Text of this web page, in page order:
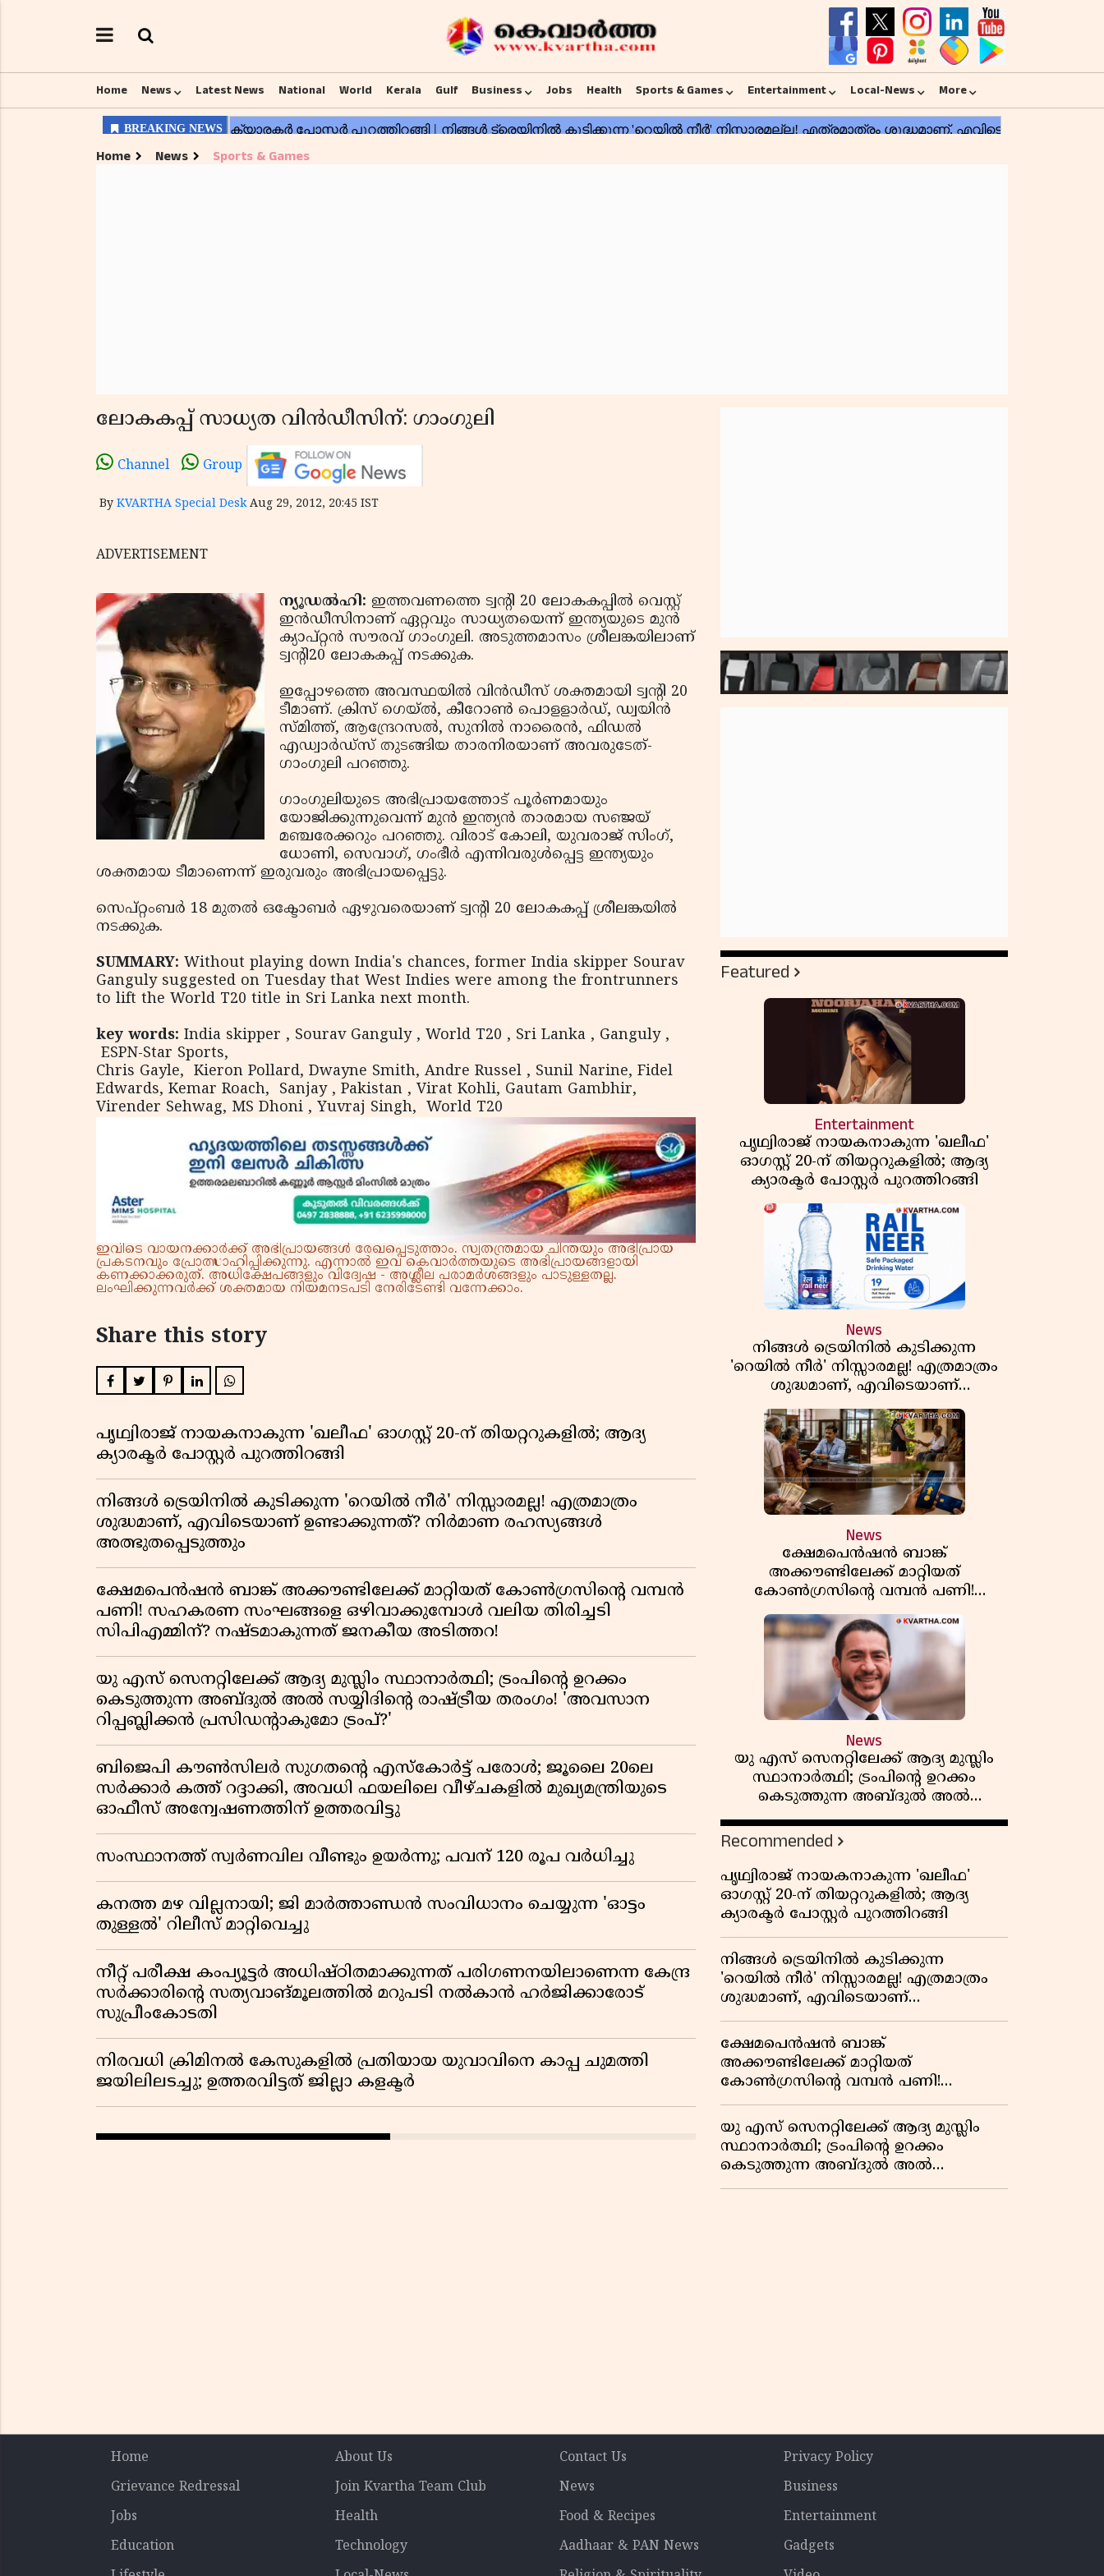
Home News Latest News National World Kerala Gulf Business Jobs Health Sports & Games Entertainment Local-News More
Home News Sports & Games
ലോകകപ്പ് സാധ്യത വിന്‍ഡീസിന്: ഗാംഗുലി
Channel Group
By KVARTHA Special Desk Aug 29, 2012, 20:45 IST
ADVERTISEMENT
ന്യൂഡല്‍ഹി: ഇത്തവണത്തെ ട്വന്റി 20 ലോകകപ്പില്‍ വെസ്റ്റ്
ഇന്‍ഡീസിനാണ് ഏറ്റവും സാധ്യതയെന്ന് ഇന്ത്യയുടെ മുന്‍
ക്യാപ്റ്റന്‍ സൗരവ് ഗാംഗുലി. അടുത്തമാസം ശ്രീലങ്കയിലാണ്
ട്വന്റി20 ലോകകപ്പ് നടക്കുക.
ഇപ്പോഴത്തെ അവസ്ഥയില്‍ വിന്‍ഡീസ് ശക്തമായി ട്വന്റി 20
ടീമാണ്. ക്രിസ് ഗെയ്ല്‍, കീറോണ്‍ പൊളളാര്‍ഡ്, ഡ്വയിന്‍
സ്മിത്ത്, ആന്ദ്രേറസല്‍, സുനില്‍ നാരൈന്‍, ഫിഡല്‍
എഡ്വാര്‍ഡ്‌സ് തുടങ്ങിയ താരനിരയാണ് അവരുടേത്-
ഗാംഗുലി പറഞ്ഞു.
ഗാംഗുലിയുടെ അഭിപ്രായത്തോട് പൂര്‍ണമായും
യോജിക്കുന്നുവെന്ന് മുന്‍ ഇന്ത്യന്‍ താരമായ സഞ്ജയ്
മഞ്ചരേക്കറും പറഞ്ഞു. വിരാട് കോലി, യുവരാജ് സിംഗ്,
ധോണി, സെവാഗ്, ഗംഭീര്‍ എന്നിവരുള്‍പ്പെട്ട ഇന്ത്യയും
ശക്തമായ ടീമാണെന്ന് ഇരുവരും അഭിപ്രായപ്പെട്ടു.
സെപ്റ്റംബര്‍ 18 മുതല്‍ ഒക്ടോബര്‍ ഏഴുവരെയാണ് ട്വന്റി 20 ലോകകപ്പ് ശ്രീലങ്കയില്‍
നടക്കുക.
SUMMARY: Without playing down India's chances, former India skipper Sourav
Ganguly suggested on Tuesday that West Indies were among the frontrunners
to lift the World T20 title in Sri Lanka next month.
key words: India skipper , Sourav Ganguly , World T20 , Sri Lanka , Ganguly ,
ESPN-Star Sports,
Chris Gayle, Kieron Pollard, Dwayne Smith, Andre Russel , Sunil Narine, Fidel
Edwards, Kemar Roach, Sanjay , Pakistan , Virat Kohli, Gautam Gambhir,
Virender Sehwag, MS Dhoni , Yuvraj Singh, World T20
ഇവിടെ വായനക്കാർക്ക് അഭിപ്രായങ്ങൾ രേഖപ്പെടുത്താം. സ്വതന്ത്രമായ ചിന്തയും അഭിപ്രായ
പ്രകടനവും പ്രോത്സാഹിപ്പിക്കുന്നു. എന്നാൽ ഇവ കെവാർത്തയുടെ അഭിപ്രായങ്ങളായി
കണക്കാക്കരുത്. അധിക്ഷേപങ്ങളും വിദ്വേഷ - അശ്ലീല പരാമർശങ്ങളും പാടുള്ളതല്ല.
ലംഘിക്കുന്നവർക്ക് ശക്തമായ നിയമനടപടി നേരിടേണ്ടി വന്നേക്കാം.
Share this story
പൃഥ്വിരാജ് നായകനാകുന്ന 'ഖലീഫ' ഓഗസ്റ്റ് 20-ന് തിയറ്ററുകളിൽ; ആദ്യ
ക്യാരക്ടർ പോസ്റ്റർ പുറത്തിറങ്ങി
നിങ്ങൾ ട്രെയിനിൽ കുടിക്കുന്ന 'റെയിൽ നീർ' നിസ്സാരമല്ല! എത്രമാത്രം
ശുദ്ധമാണ്, എവിടെയാണ് ഉണ്ടാക്കുന്നത്? നിർമാണ രഹസ്യങ്ങൾ
അത്ഭുതപ്പെടുത്തും
ക്ഷേമപെൻഷൻ ബാങ്ക് അക്കൗണ്ടിലേക്ക് മാറ്റിയത് കോൺഗ്രസിന്റെ വമ്പൻ
പണി! സഹകരണ സംഘങ്ങളെ ഒഴിവാക്കുമ്പോൾ വലിയ തിരിച്ചടി
സിപിഎമ്മിന്? നഷ്ടമാകുന്നത് ജനകീയ അടിത്തറ!
യു എസ് സെനറ്റിലേക്ക് ആദ്യ മുസ്ലിം സ്ഥാനാർത്ഥി; ട്രംപിന്റെ ഉറക്കം
കെടുത്തുന്ന അബ്ദുൽ അൽ സയ്യിദിന്റെ രാഷ്ട്രീയ തരംഗം! 'അവസാന
റിപ്പബ്ലിക്കൻ പ്രസിഡന്റാകുമോ ട്രംപ്?'
ബിജെപി കൗൺസിലർ സുഗതന്റെ എസ്‌കോർട്ട് പരോൾ; ജൂലൈ 20ലെ
സർക്കാർ കത്ത് റദ്ദാക്കി, അവധി ഫയലിലെ വീഴ്ചകളിൽ മുഖ്യമന്ത്രിയുടെ
ഓഫീസ് അന്വേഷണത്തിന് ഉത്തരവിട്ടു
സംസ്ഥാനത്ത് സ്വര്‍ണവില വീണ്ടും ഉയർന്നു; പവന് 120 രൂപ വര്‍ധിച്ചു
കനത്ത മഴ വില്ലനായി; ജി മാർത്താണ്ഡൻ സംവിധാനം ചെയ്യുന്ന 'ഓട്ടം
തുള്ളൽ' റിലീസ് മാറ്റിവെച്ചു
നീറ്റ് പരീക്ഷ കംപ്യൂട്ടർ അധിഷ്ഠിതമാക്കുന്നത് പരിഗണനയിലാണെന്ന കേന്ദ്ര
സർക്കാരിൻ്റെ സത്യവാങ്മൂലത്തിൽ മറുപടി നൽകാൻ ഹർജിക്കാരോട്
സുപ്രീംകോടതി
നിരവധി ക്രിമിനൽ കേസുകളിൽ പ്രതിയായ യുവാവിനെ കാപ്പ ചുമത്തി
ജയിലിലടച്ചു; ഉത്തരവിട്ടത് ജില്ലാ കളക്ടർ
Featured
Entertainment
പൃഥ്വിരാജ് നായകനാകുന്ന 'ഖലീഫ'
ഓഗസ്റ്റ് 20-ന് തിയറ്ററുകളിൽ; ആദ്യ
ക്യാരക്ടർ പോസ്റ്റർ പുറത്തിറങ്ങി
News
നിങ്ങൾ ട്രെയിനിൽ കുടിക്കുന്ന
'റെയിൽ നീർ' നിസ്സാരമല്ല! എത്രമാത്രം
ശുദ്ധമാണ്, എവിടെയാണ്
ഉണ്ടാക്കുന്നത്? നിർമാണ രഹസ്യങ്ങൾ
അത്ഭുതപ്പെടുത്തും
News
ക്ഷേമപെൻഷൻ ബാങ്ക്
അക്കൗണ്ടിലേക്ക് മാറ്റിയത്
കോൺഗ്രസിന്റെ വമ്പൻ പണി!
സഹകരണ സംഘങ്ങളെ
ഒഴിവാക്കുമ്പോൾ വലിയ തിരിച്ചടി
സിപിഎമ്മിന്? നഷ്ടമാകുന്നത് ജനകീയ
അടിത്തറ!
News
യു എസ് സെനറ്റിലേക്ക് ആദ്യ മുസ്ലിം
സ്ഥാനാർത്ഥി; ട്രംപിന്റെ ഉറക്കം
കെടുത്തുന്ന അബ്ദുൽ അൽ
സയ്യിദിന്റെ രാഷ്ട്രീയ തരംഗം!
'അവസാന റിപ്പബ്ലിക്കൻ
പ്രസിഡന്റാകുമോ ട്രംപ്?'
Recommended
പൃഥ്വിരാജ് നായകനാകുന്ന 'ഖലീഫ'
ഓഗസ്റ്റ് 20-ന് തിയറ്ററുകളിൽ; ആദ്യ
ക്യാരക്ടർ പോസ്റ്റർ പുറത്തിറങ്ങി
നിങ്ങൾ ട്രെയിനിൽ കുടിക്കുന്ന
'റെയിൽ നീർ' നിസ്സാരമല്ല! എത്രമാത്രം
ശുദ്ധമാണ്, എവിടെയാണ്
ഉണ്ടാക്കുന്നത്? നിർമാണ രഹസ്യങ്ങൾ
അത്ഭുതപ്പെടുത്തും
ക്ഷേമപെൻഷൻ ബാങ്ക്
അക്കൗണ്ടിലേക്ക് മാറ്റിയത്
കോൺഗ്രസിന്റെ വമ്പൻ പണി!
സഹകരണ സംഘങ്ങളെ
ഒഴിവാക്കുമ്പോൾ വലിയ തിരിച്ചടി
സിപിഎമ്മിന്? നഷ്ടമാകുന്നത് ജനകീയ
അടിത്തറ!
യു എസ് സെനറ്റിലേക്ക് ആദ്യ മുസ്ലിം
സ്ഥാനാർത്ഥി; ട്രംപിന്റെ ഉറക്കം
കെടുത്തുന്ന അബ്ദുൽ അൽ
സയ്യിദിന്റെ രാഷ്ട്രീയ തരംഗം!
Home About Us Contact Us
Privacy Policy
Grievance Redressal
Join Kvartha Team Club News
Business
Jobs
Health Food & Recipes
Entertainment
Education
Technology Aadhaar & PAN News
Gadgets